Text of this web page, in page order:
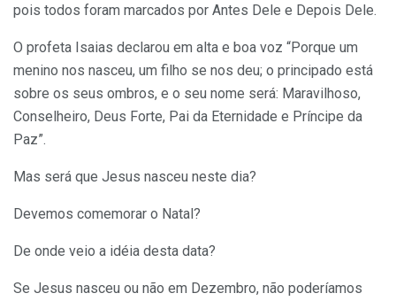
pois todos foram marcados por Antes Dele e Depois Dele.
O profeta Isaias declarou em alta e boa voz “Porque um
menino nos nasceu, um filho se nos deu; o principado está
sobre os seus ombros, e o seu nome será: Maravilhoso,
Conselheiro, Deus Forte, Pai da Eternidade e Príncipe da
Paz”.
Mas será que Jesus nasceu neste dia?
Devemos comemorar o Natal?
De onde veio a idéia desta data?
Se Jesus nasceu ou não em Dezembro, não poderíamos